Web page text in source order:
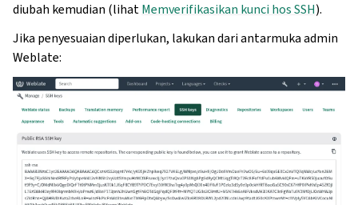
diubah kemudian (lihatMemverifikasikan kunci hos SSH).
Jika penyesuaian diperlukan, lakukan dari antarmuka admin
Weblate: